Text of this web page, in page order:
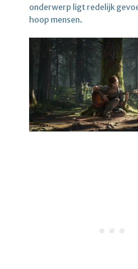
onderwerp ligt redelijk
hoop mensen.